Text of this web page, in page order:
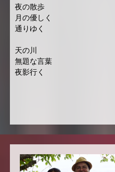
夜の散歩
月の優しく
通りゆく
天の川
無題な言葉
夜影行く